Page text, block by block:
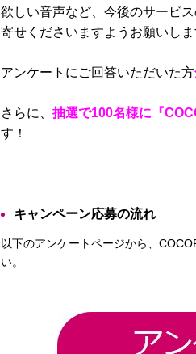
欲しい音声など、今後のサービ
寄せくださいますようお願いしま
アンケートにご回答いただいた方
さらに、 抽選で100名様に『
す！
キャンペーン応募の流れ
以下のアンケートページから、
い。